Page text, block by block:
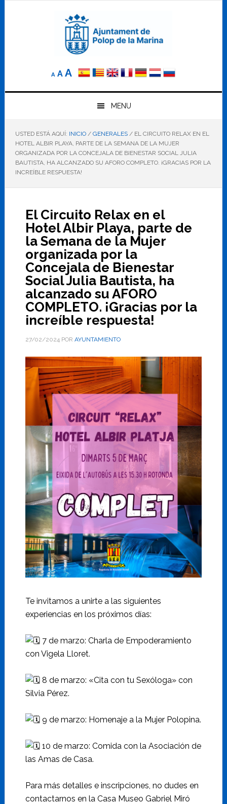
A
Reducir
elA Tamaño
AAumentar
el
tamaño
letra
MENU
USTED ESTÁ AQUÍ: INICIO / GENERALES /EL CIRCUITO RELAX EN EL
HOTEL ALBIR PLAYA, PARTE DE LA SEMANA DE LA MUJER
ORGANIZADA POR LA CONCEJALA DE BIENESTAR SOCIAL JULIA
BAUTISTA, HA ALCANZADO SU AFORO COMPLETO. ¡GRACIAS POR LA
INCREÍBLE RESPUESTA!
El Circuito Relax en el
Hotel Albir Playa, parte de
la Semana de la Mujer
organizada por la
Concejala de Bienestar
Social Julia Bautista, ha
alcanzado su AFORO
COMPLETO. ¡Gracias por la
increíble respuesta!
27/02/2024POR AYUNTAMIENTO
Te invitamos a unirte a las siguientes
experiencias en los próximos días:
7 de marzo: Charla de Empoderamiento
con Vigela Lloret.
8 de marzo: «Cita con tu Sexóloga» con
Silvia Pérez.
9 de marzo: Homenaje a la Mujer Polopina.
10 de marzo: Comida con la Asociación de
las Amas de Casa.
Para más detalles e inscripciones, no dudes en
contactarnos en la Casa Museo Gabriel Miró